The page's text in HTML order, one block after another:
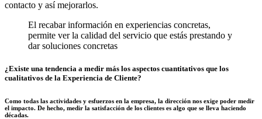
contacto y así mejorarlos.
El recabar información en experiencias concretas,
permite ver la calidad del servicio que estás prestando y
dar soluciones concretas
¿Existe una tendencia a medir más los aspectos cuantitativos que los
cualitativos de la Experiencia de Cliente?
Como todas las actividades y esfuerzos en la empresa, la dirección nos exige poder medir
el impacto. De hecho, medir la satisfacción de los clientes es algo que se lleva haciendo
décadas.